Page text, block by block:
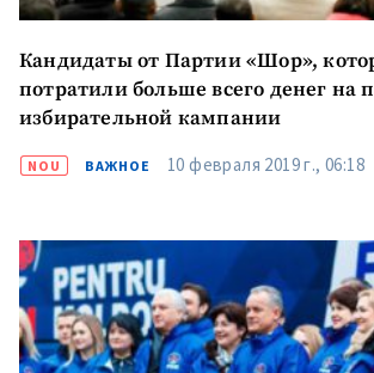
Кандидаты от Партии «Шор»,
потратили больше всего денег на
избирательной кампании
NOU ВАЖНОЕ 10 февраля 2019 г., 06:18